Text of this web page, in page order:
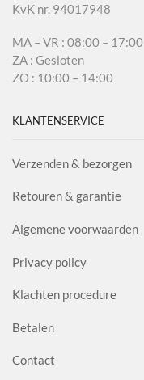
KvK nr. 94017948
MA – VR : 08:00 – 17:00
ZA : Gesloten
ZO : 10:00 – 14:00
KLANTENSERVICE
Verzenden & bezorgen
Retouren & garantie
Algemene voorwaarden
Privacy policy
Klachten procedure
Betalen
Contact